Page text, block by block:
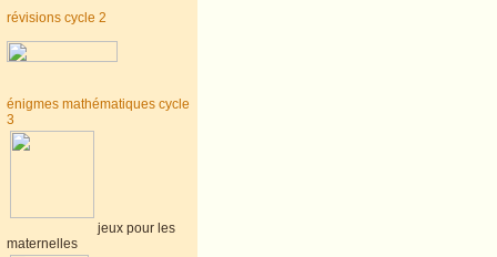
révisions cycle 2
énigmes mathématiques cycle
3
jeux pour les
maternelles